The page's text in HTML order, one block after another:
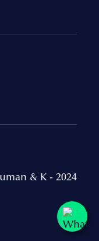
& K - 2024